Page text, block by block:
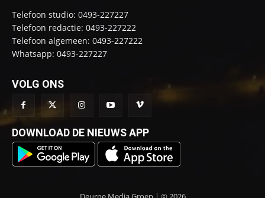
Telefoon studio: 0493-227227
Telefoon redactie: 0493-227222
Telefoon algemeen: 0493-227222
Whatsapp: 0493-227227
VOLG ONS
DOWNLOAD DE NIEUWS APP